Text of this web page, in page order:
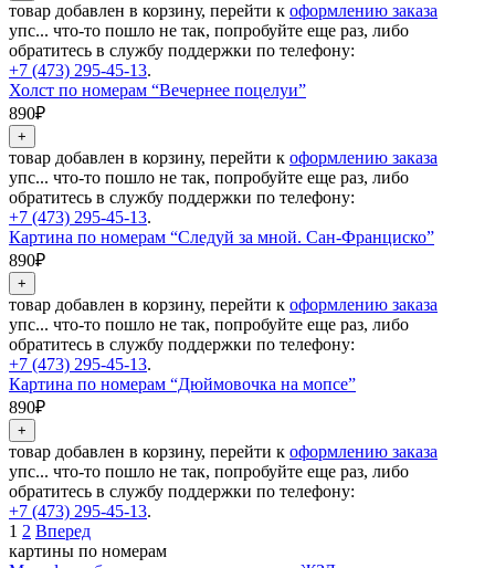
товар добавлен в корзину, перейти к оформлению заказа
упс... что-то пошло не так, попробуйте еще раз, либо
обратитесь в службу поддержки по телефону:
+7 (473) 295-45-13.
Холст по номерам “Вечернее поцелуи”
890₽
товар добавлен в корзину, перейти к оформлению заказа
упс... что-то пошло не так, попробуйте еще раз, либо
обратитесь в службу поддержки по телефону:
+7 (473) 295-45-13.
Картина по номерам “Следуй за мной. Сан-Франциско”
890₽
товар добавлен в корзину, перейти к оформлению заказа
упс... что-то пошло не так, попробуйте еще раз, либо
обратитесь в службу поддержки по телефону:
+7 (473) 295-45-13.
Картина по номерам “Дюймовочка на мопсе”
890₽
товар добавлен в корзину, перейти к оформлению заказа
упс... что-то пошло не так, попробуйте еще раз, либо
обратитесь в службу поддержки по телефону:
+7 (473) 295-45-13.
1 2 Вперед
картины по номерам